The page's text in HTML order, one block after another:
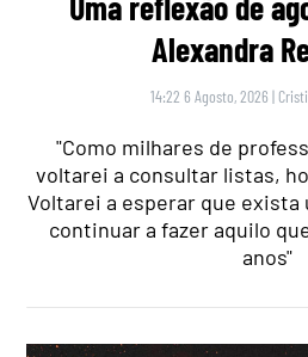
Alexandra
14:22 6 Agosto, 2026 |
"Como milhares de
voltarei a consultar listas,
Voltarei a esperar que exista
continuar a fazer aquilo
anos"